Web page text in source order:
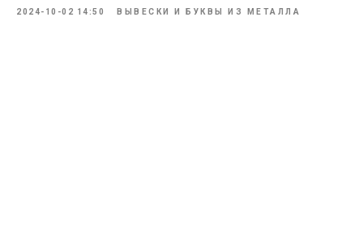
2024-10-02 14:50 ВЫВЕСКИ И БУКВЫ ИЗ МЕТАЛЛА